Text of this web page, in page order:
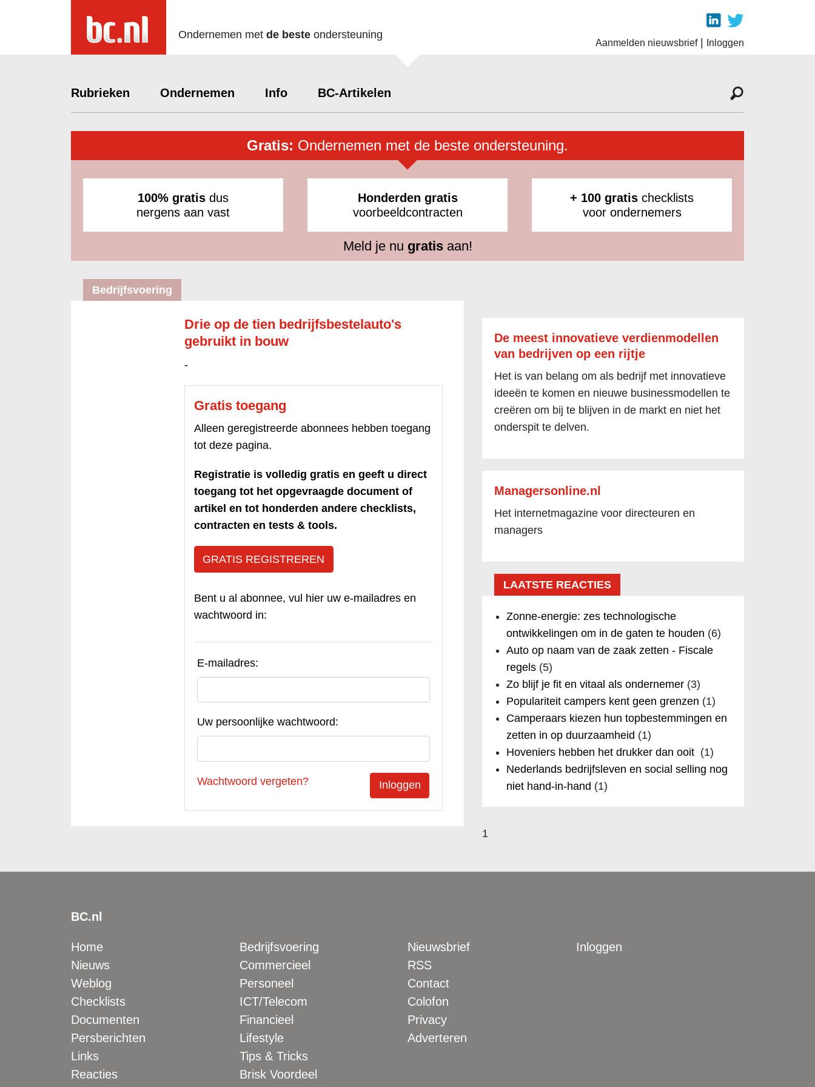
Ondernemen met de beste ondersteuning
Aanmelden nieuwsbrief| Inloggen
Rubrieken Ondernemen Info BC-Artikelen
Gratis: Ondernemen met de beste ondersteuning.
100% gratis dus
nergens aan vast
Honderden gratis
voorbeeldcontracten
+ 100 gratis checklists
voor ondernemers
Meld je nu gratisaan!
Bedrijfsvoering
Drie op de tien bedrijfsbestelauto's
gebruikt in bouw
-
Gratis toegang
Alleen geregistreerde abonnees hebben toegang
tot deze pagina.
Registratie is volledig gratis en geeft u direct
toegang tot het opgevraagde document of
artikel en tot honderden andere checklists,
contracten en tests & tools.
GRATIS REGISTREREN
Bent u al abonnee, vul hier uw e-mailadres en
wachtwoord in:
E-mailadres:
Uw persoonlijke wachtwoord:
Wachtwoord vergeten?
De meest innovatieve verdienmodellen
van bedrijven op een rijtje
Het is van belang om als bedrijf met innovatieve
ideeën te komen en nieuwe businessmodellen te
creëren om bij te blijven in de markt en niet het
onderspit te delven.
Managersonline.nl
Het internetmagazine voor directeuren en
managers
LAATSTE REACTIES
Zonne-energie: zes technologische
ontwikkelingen om in de gaten te houden (6)
Auto op naam van de zaak zetten - Fiscale
regels(5)
Zo blijf je fit en vitaal als ondernemer(3)
Populariteit campers kent geen grenzen (1)
Camperaars kiezen hun topbestemmingen en
zetten in op duurzaamheid (1)
Hoveniers hebben het drukker dan ooit (1)
Nederlands bedrijfsleven en social selling nog
niet hand-in-hand (1)
1
BC.nl
Home
Nieuws
Weblog
Checklists
Documenten
Persberichten
Links
Reacties
Bedrijfsvoering
Commercieel
Personeel
ICT/Telecom
Financieel
Lifestyle
Tips & Tricks
Brisk Voordeel
Nieuwsbrief
RSS
Contact
Colofon
Privacy
Adverteren
Inloggen